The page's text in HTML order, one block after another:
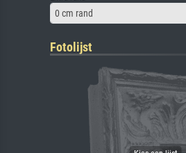
0 cm rand
Fotolijst